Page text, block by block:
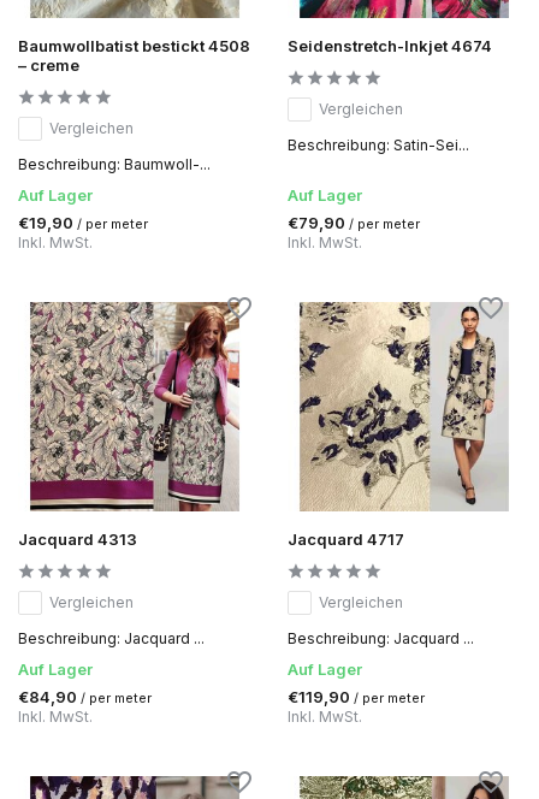
Baumwollbatist bestickt 4508
– creme
Vergleichen
Beschreibung: Baumwoll-...
Auf Lager
€19,90 / per meter
Inkl. MwSt.
Seidenstretch-Inkjet 4674
Vergleichen
Beschreibung: Satin-Sei...
Auf Lager
€79,90 / per meter
Inkl. MwSt.
Jacquard 4313
Vergleichen
Beschreibung: Jacquard ...
Auf Lager
€84,90 / per meter
Inkl. MwSt.
Jacquard 4717
Vergleichen
Beschreibung: Jacquard ...
Auf Lager
€119,90 / per meter
Inkl. MwSt.